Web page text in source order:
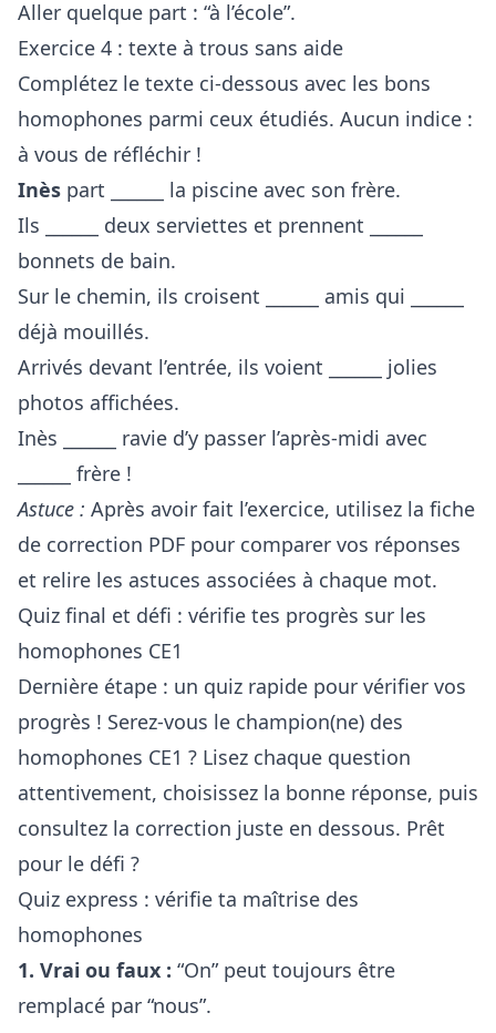
Aller quelque part : “à l’école”.
Exercice 4 : texte à trous sans aide
Complétez le texte ci-dessous avec les bons
homophones parmi ceux étudiés. Aucun indice :
à vous de réfléchir !
Inès part ______ la piscine avec son frère.
Ils ______ deux serviettes et prennent ______
bonnets de bain.
Sur le chemin, ils croisent ______ amis qui ______
déjà mouillés.
Arrivés devant l’entrée, ils voient ______ jolies
photos affichées.
Inès ______ ravie d’y passer l’après-midi avec
______ frère !
Astuce : Après avoir fait l’exercice, utilisez la fiche
de correction PDF pour comparer vos réponses
et relire les astuces associées à chaque mot.
Quiz final et défi : vérifie tes progrès sur les
homophones CE1
Dernière étape : un quiz rapide pour vérifier vos
progrès ! Serez-vous le champion(ne) des
homophones CE1 ? Lisez chaque question
attentivement, choisissez la bonne réponse, puis
consultez la correction juste en dessous. Prêt
pour le défi ?
Quiz express : vérifie ta maîtrise des
homophones
1. Vrai ou faux : “On” peut toujours être
remplacé par “nous”.